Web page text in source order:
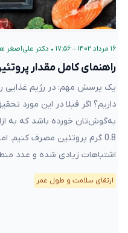
۱۶ مرداد ۱۴۰۲ – ۱۷:۵۶ • دکتر علی‌اصغر
راهنمای کامل مقدار
یک پرسش مهم: در رژیم غذایی‌
داریم؟ اگر قبلا در این مورد
به‌گوش‌تان خورده باشد که به
0.8 گرم پروتئین مصرف کنیم.
اشتباهات زیادی شده و عدد
ارتقای سلامت و طول عمر